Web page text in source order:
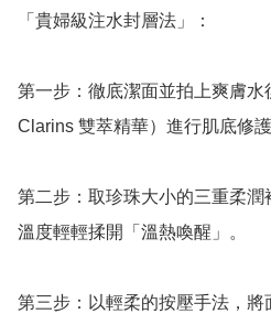
「貴婦級注水封層法」：
第一步：徹底潔面並拍上爽膚水
Clarins 雙萃精華）進行肌底修護
第二步：取珍珠大小的三重柔
溫度輕輕揉開「溫熱喚醒」。
第三步：以輕柔的按壓手法，